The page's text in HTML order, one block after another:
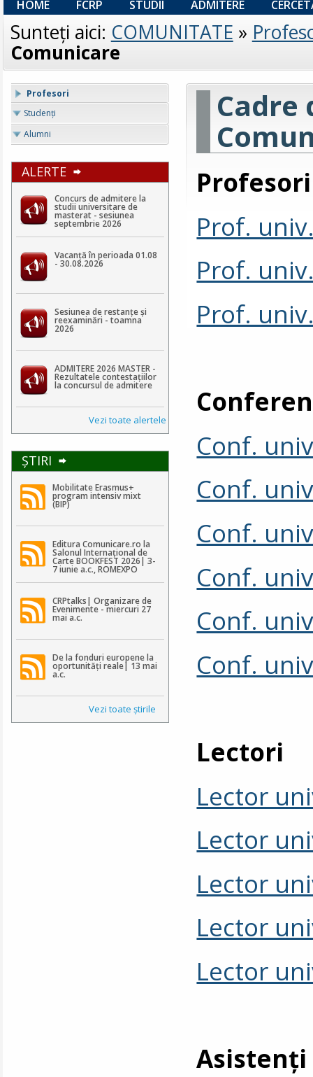
HOME FCRP STUDII ADMITERE
Sunteţi aici: COMUNITATE »
Comunicare
Profesori
Studenţi
Alumni
ALERTE
Concurs de admitere la
studii universitare de
masterat - sesiunea
septembrie 2026
Vacanță în perioada 01.08
- 30.08.2026
Sesiunea de restanțe și
reexaminări - toamna
2026
ADMITERE 2026 MASTER -
Rezultatele contestaţiilor
la concursul de admitere
Vezi toate alertele
ŞTIRI
Mobilitate Erasmus+
program intensiv mixt
(BIP)
Editura Comunicare.ro la
Salonul Internațional de
Carte BOOKFEST 2026| 3-
7 iunie a.c., ROMEXPO
CRPtalks| Organizare de
Evenimente - miercuri 27
mai a.c.
De la fonduri europene la
oportunități reale| 13 mai
a.c.
Vezi toate ştirile
Profesori
Prof.
Prof.
Prof.
Conf.
Conf.
Conf.
Conf.
Conf.
Conf.
Lectori
Lector
Lector
Lector
Lector
Lector
Asistenți